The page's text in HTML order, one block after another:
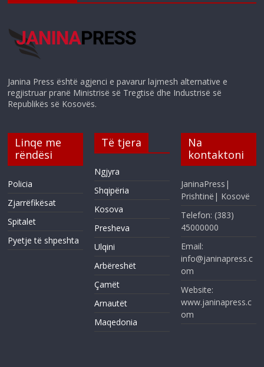
Janina Press është agjenci e pavarur lajmesh alternative e
regjistruar pranë Ministrisë së Tregtisë dhe Industrisë së
Republikës së Kosovës.
Linqe me
rëndësi
Policia
Zjarrëfikësat
Spitalet
Pyetje të shpeshta
Të tjera
Ngjyra
Shqipëria
Kosova
Presheva
Ulqini
Arbëreshët
Çamët
Arnautët
Maqedonia
Na
kontaktoni
JaninaPress|
Prishtinë| Kosovë
Telefon: (383)
45000000
Email:
info@janinapress.c
om
Website:
www.janinapress.c
om